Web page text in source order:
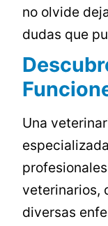
no olvide
dudas que
Una
veterinarios,
diversas